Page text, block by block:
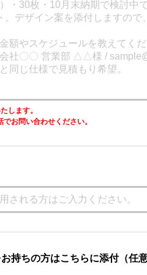
します。
お問い合わせください。
持ちの方はこちらに添付（任